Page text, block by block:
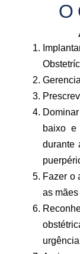
O
baixo e
durante
Fazer o
as